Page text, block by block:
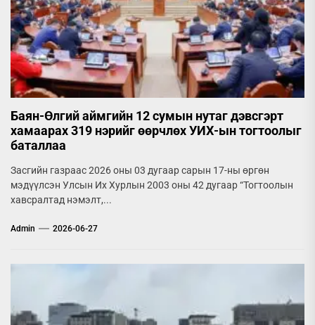
Баян-Өлгий аймгийн 12 сумын нутаг дэвсгэрт
хамаарах 319 нэрийг өөрчлөх УИХ-ын тогтоолыг
баталлаа
Засгийн газраас 2026 оны 03 дугаар сарын 17-ны өргөн
мэдүүлсэн Улсын Их Хурлын 2003 оны 42 дугаар “Тогтоолын
хавсралтад нэмэлт,...
Admin 2026-06-27